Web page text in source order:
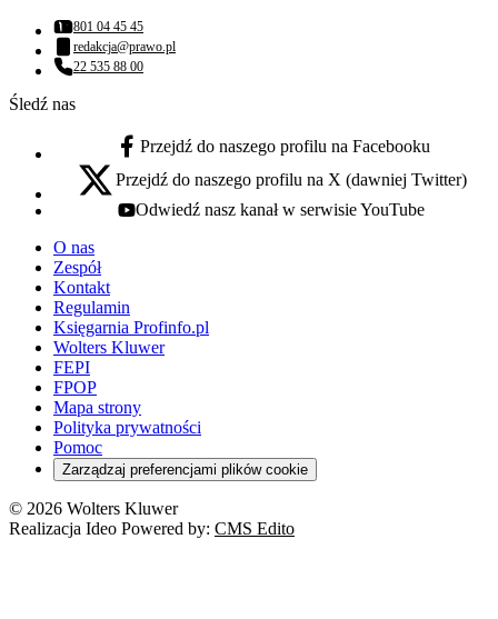
Numer telefonu:
801 04 45 45
Adres email:
redakcja@prawo.pl
Numer telefonu:
22 535 88 00
Śledź nas
facebook - otwiera się w nowej karcie
Przejdź do naszego profilu na Facebooku
x - otwiera się w nowej karcie
Przejdź do naszego profilu na X (dawniej Twitter)
youtube - otwiera się w nowej karcie
Odwiedź nasz kanał w serwisie YouTube
O nas
Zespół
Kontakt
Regulamin
Księgarnia Profinfo.pl
Wolters Kluwer
FEPI
FPOP
Mapa strony
Polityka prywatności
Pomoc
Zarządzaj preferencjami plików cookie
© 2026 Wolters Kluwer
Realizacja Ideo Powered by: CMS Edito